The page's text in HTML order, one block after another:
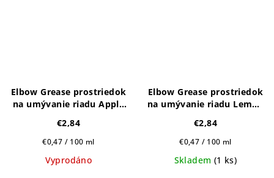
Elbow Grease prostriedok
na umývanie riadu Apple
€2,84
Jednotková
€0,47 / 100 ml
Vyprodáno
Elbow Grease prostriedok
na umývanie riadu Lemon
€2,84
Jednotková
€0,47 / 100 ml
Skladem (1 ks)